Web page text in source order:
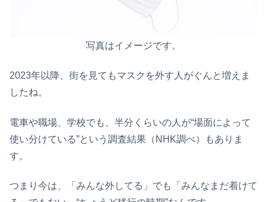
写真はイメージです。
2023年以降、街を見てもマスクを外す人がぐんと増えま
したね。
電車や職場、学校でも、半分くらいの人が“場面によって
使い分けている”という調査結果（NHK調べ）もありま
す。
つまり今は、「みんな外してる」でも「みんなまだ着けて